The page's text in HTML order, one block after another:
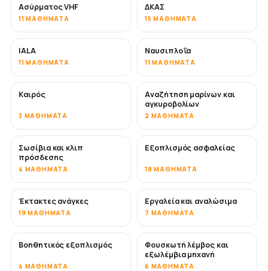
Ασύρματος VHF
11 ΜΑΘΉΜΑΤΑ
ΔΚΑΣ
15 ΜΑΘΉΜΑΤΑ
IALA
11 ΜΑΘΉΜΑΤΑ
Ναυσιπλοΐα
11 ΜΑΘΉΜΑΤΑ
Καιρός
3 ΜΑΘΉΜΑΤΑ
Αναζήτηση μαρίνων και
αγκυροβολίων
2 ΜΑΘΉΜΑΤΑ
Σωσίβια και κλιπ
πρόσδεσης
4 ΜΑΘΉΜΑΤΑ
Εξοπλισμός ασφαλείας
18 ΜΑΘΉΜΑΤΑ
Έκτακτες ανάγκες
19 ΜΑΘΉΜΑΤΑ
Εργαλεία και αναλώσιμα
7 ΜΑΘΉΜΑΤΑ
Βοηθητικός εξοπλισμός
4 ΜΑΘΉΜΑΤΑ
Φουσκωτή λέμβος και
εξωλέμβια μηχανή
6 ΜΑΘΉΜΑΤΑ